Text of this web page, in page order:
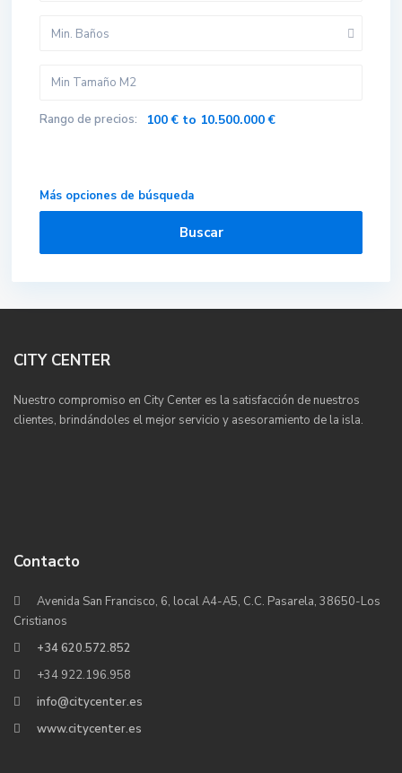
Min. Baños
Rango de precios: 100 € to 10.500.000 €
Más opciones de búsqueda
Buscar
CITY CENTER
Nuestro compromiso en City Center es la satisfacción de nuestros
clientes, brindándoles el mejor servicio y asesoramiento de la isla.
Contacto
Avenida San Francisco, 6, local A4-A5, C.C. Pasarela, 38650-Los
Cristianos
+34 620.572.852
+34 922.196.958
info@citycenter.es
www.citycenter.es